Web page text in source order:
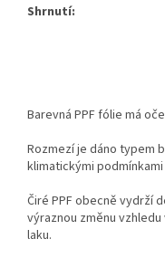
Shrnutí:
Barevná PPF fólie má
Rozmezí je dáno typem
klimatickými
Čiré PPF obecně vydrží
výraznou změnu
laku.